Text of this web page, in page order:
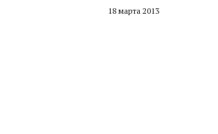
18 марта 2013